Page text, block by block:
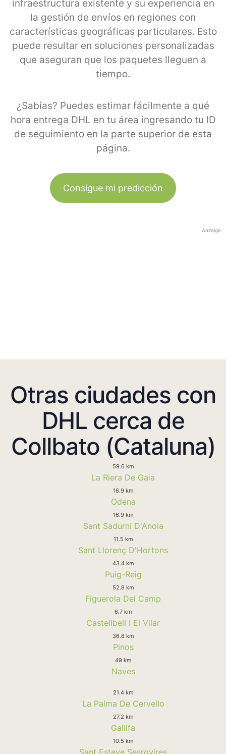
infraestructura existente y su experiencia en
la gestión de envíos en regiones con
características geográficas particulares. Esto
puede resultar en soluciones personalizadas
que aseguran que los paquetes lleguen a
tiempo.
¿Sabías? Puedes estimar fácilmente a qué
hora entrega DHL en tu área ingresando tu ID
de seguimiento en la parte superior de esta
página.
Consigue mi predicción
Anzeige
Otras ciudades con
DHL cerca de
Collbato (Cataluna)
59.6 km
La Riera De Gaia
16.9 km
Odena
16.9 km
Sant Sadurni D'Anoia
11.5 km
Sant Llorenç D'Hortons
43.4 km
Puig-Reig
52.8 km
Figuerola Del Camp
6.7 km
Castellbell I El Vilar
36.8 km
Pinos
49 km
Naves
21.4 km
La Palma De Cervello
27.2 km
Gallifa
10.5 km
Sant Esteve Sesrovires